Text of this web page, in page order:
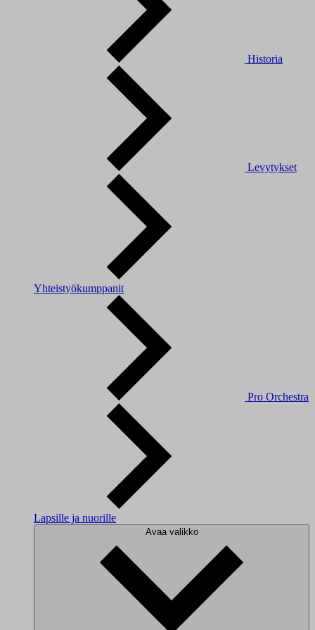
Historia
Levytykset
Yhteistyökumppanit
Pro Orchestra
Lapsille ja nuorille
Avaa valikko